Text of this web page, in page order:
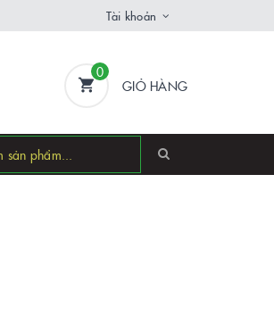
Tài khoản
0
GIỎ HÀNG